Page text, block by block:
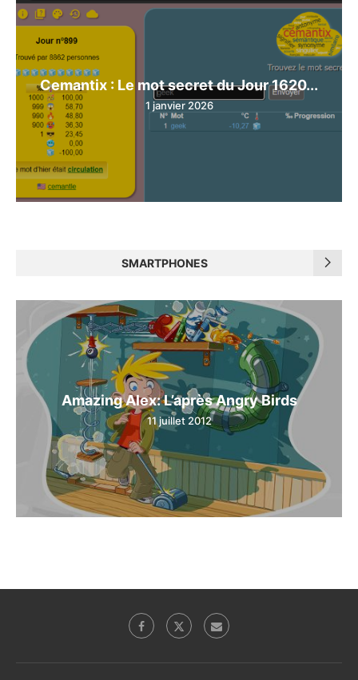
Cemantix : Le mot secret du Jour 1620...
1 janvier 2026
SMARTPHONES
Amazing Alex: L’après Angry Birds
11 juillet 2012